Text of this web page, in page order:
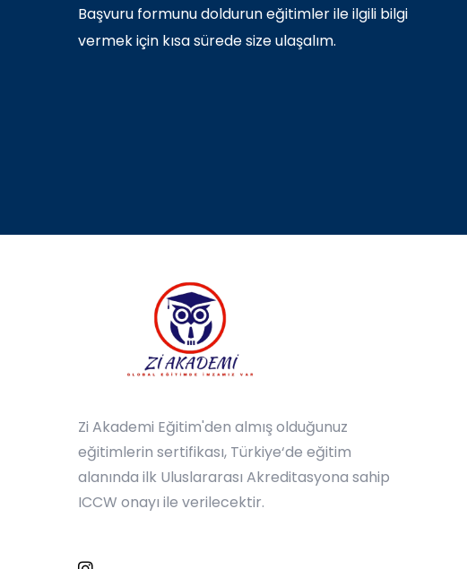
Başvuru formunu doldurun eğitimler ile ilgili bilgi
vermek için kısa sürede size ulaşalım.
Zi Akademi Eğitim'den almış olduğunuz
eğitimlerin sertifikası, Türkiye‘de eğitim
alanında ilk Uluslararası Akreditasyona sahip
ICCW onayı ile verilecektir.